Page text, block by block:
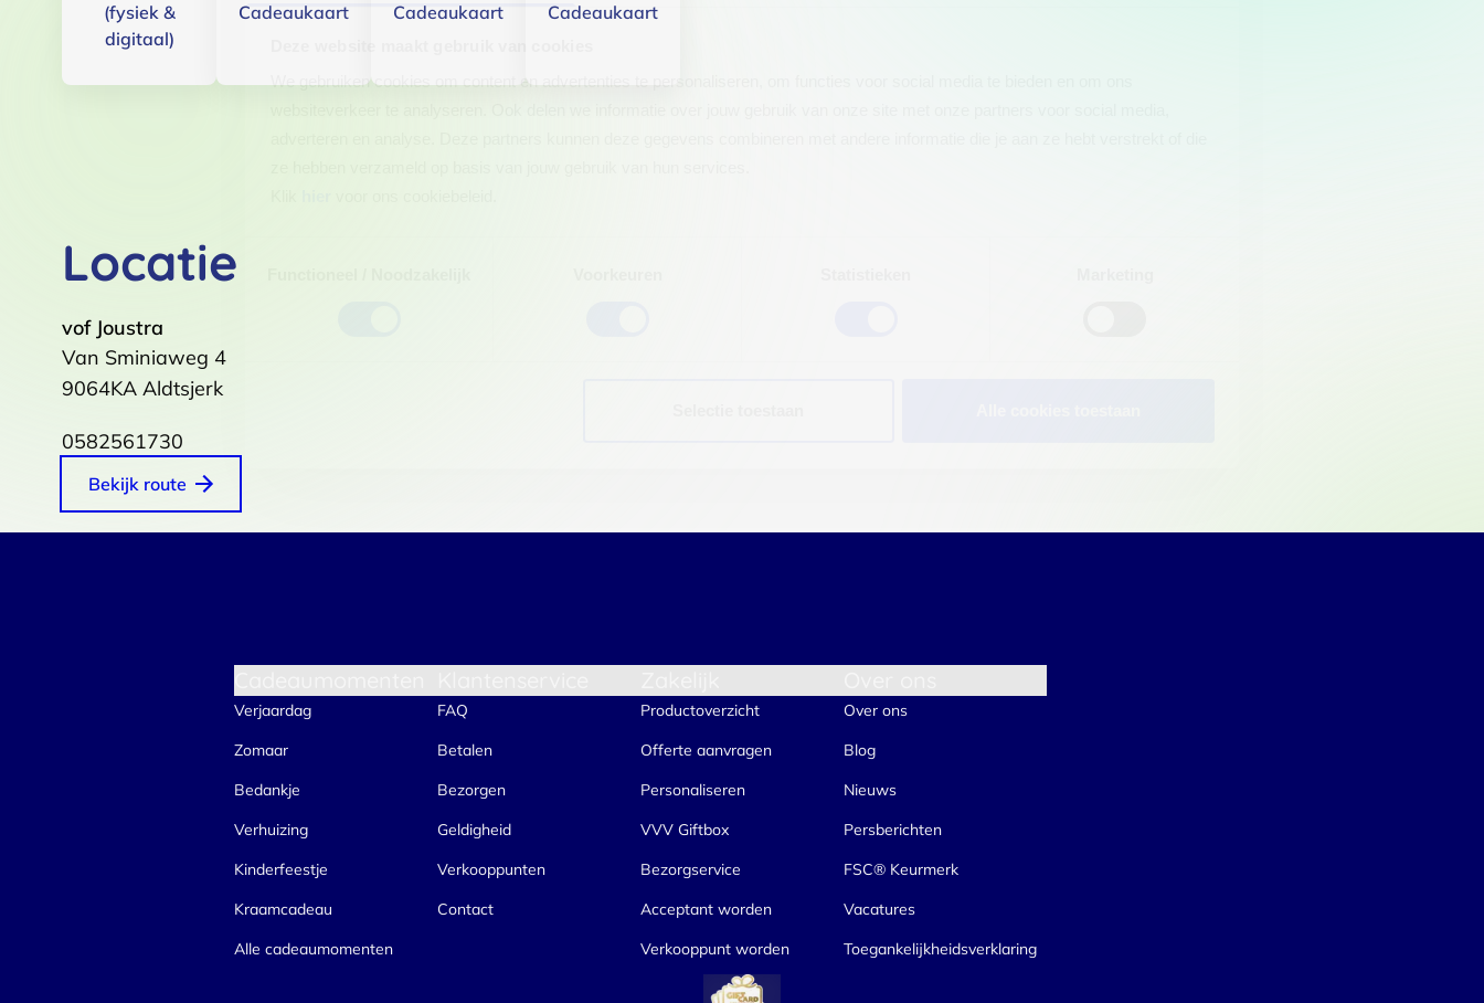
We gebruiken cookies om content en advertenties te personaliseren, om functies voor social media te bieden en om ons
(fysiek &
digitaal)
Cadeaukaart
Cadeaukaart
Cadeaukaart
Locatie
vof Joustra
Van Sminiaweg 4
9064KA Aldtsjerk
0582561730
Bekijk route
Verjaardag
Zomaar
Bedankje
Verhuizing
Kinderfeestje
Kraamcadeau
Alle cadeaumomenten
FAQ
Betalen
Bezorgen
Geldigheid
Verkooppunten
Contact
Productoverzicht
Offerte aanvragen
Personaliseren
VVV Giftbox
Bezorgservice
Acceptant worden
Verkooppunt worden
Over ons
Blog
Nieuws
Persberichten
FSC® Keurmerk
Vacatures
Toegankelijkheidsverklaring